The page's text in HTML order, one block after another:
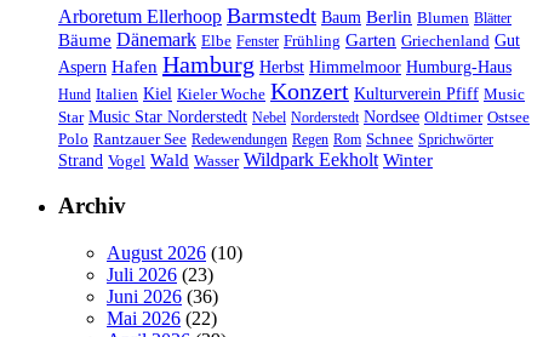
Arboretum Ellerhoop Barmstedt Baum Berlin Blumen Blätter
Bäume Dänemark Elbe Fenster Frühling Garten Griechenland Gut
Aspern Hafen Hamburg Herbst Himmelmoor Humburg-Haus
Hund Italien Kiel Kieler Woche Konzert Kulturverein Pfiff Music
Star Music Star Norderstedt Nebel Norderstedt Nordsee Oldtimer Ostsee
Polo Rantzauer See Redewendungen Regen Rom Schnee Sprichwörter
Strand Vogel Wald Wasser Wildpark Eekholt Winter
Archiv
August 2026 (10)
Juli 2026 (23)
Juni 2026 (36)
Mai 2026 (22)